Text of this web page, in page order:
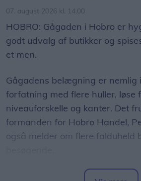
åbnes der er en ny, lyder det fra
07. august 2026 kl. 14.00
HOBRO: Gågaden i Hobro er
godt udvalg af butikker og
et men.
Gågadens belægning er nemlig
forfatning med flere huller, løse
niveauforskelle og kanter. Det
formanden for Hobro Handel,
også melder om flere falduheld
- Det er et rigtigt stort problem,